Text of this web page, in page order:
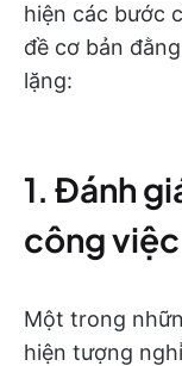
hiện các bước
đề cơ bản
lặng:
1. Đánh
công việc
Một trong
hiện tượng